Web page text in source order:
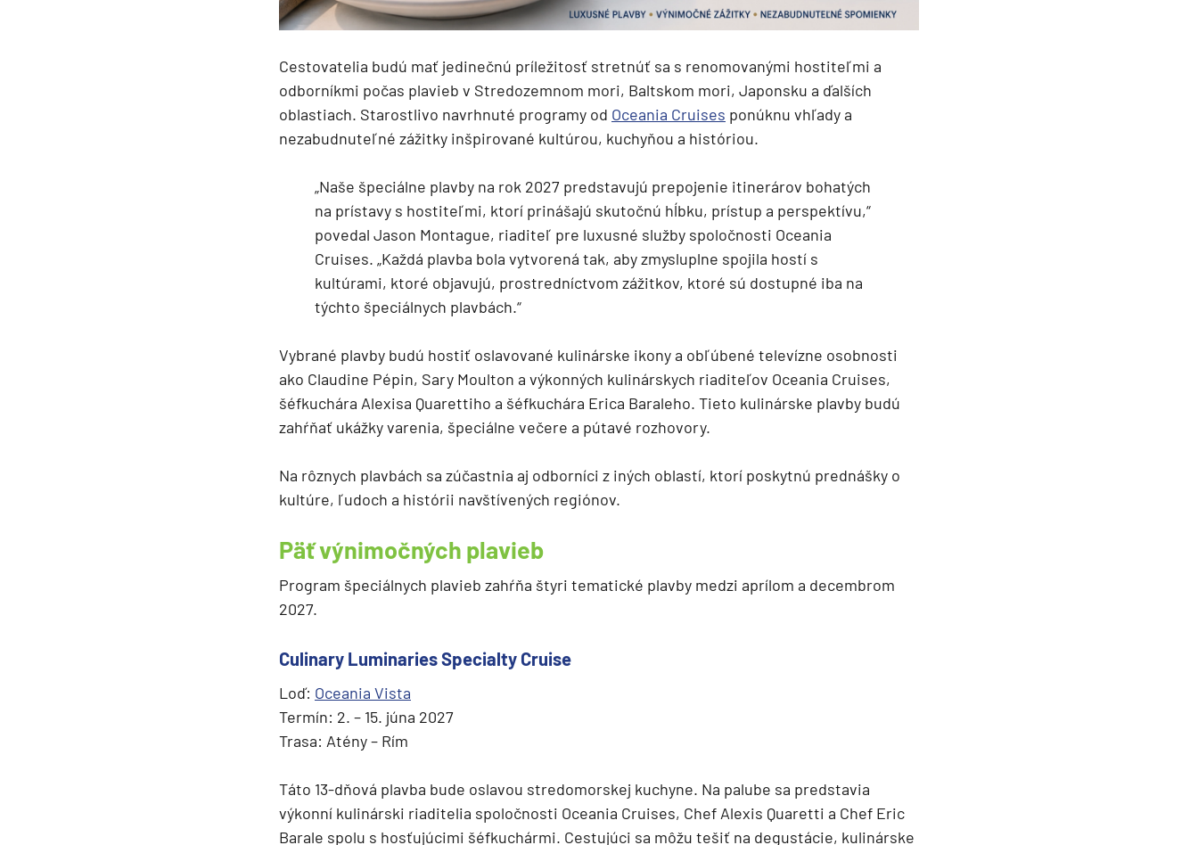
Južný Karibik
Karibik a Stredná Amerika
Východný Karibik
Západný Karibik
Kanada a Nové Anglicko
Západné pobrežie USA
Južná Amerika
Južná Amerika
Červené more
Emiráty a Perzský záliv
Juhovýchodná Ázia
Austrália a Nový Zéland
Austrália a Nový Zéland
Afrika a Indický oceán
Indický oceán
Seychely a Maurícius
Havajské ostrovy
Tahiti a Južný Pacifik
Cestovatelia budú mať jedinečnú príležitosť stretnúť sa s renomovanými hostiteľmi a
odborníkmi počas plavieb v Stredozemnom mori, Baltskom mori, Japonsku a ďalších
oblastiach. Starostlivo navrhnuté programy od Oceania Cruises ponúknu vhľady a
nezabudnuteľné zážitky inšpirované kultúrou, kuchyňou a históriou.
„Naše špeciálne plavby na rok 2027 predstavujú prepojenie itinerárov bohatých
na prístavy s hostiteľmi, ktorí prinášajú skutočnú hĺbku, prístup a perspektívu,“
povedal Jason Montague, riaditeľ pre luxusné služby spoločnosti Oceania
Cruises. „Každá plavba bola vytvorená tak, aby zmysluplne spojila hostí s
kultúrami, ktoré objavujú, prostredníctvom zážitkov, ktoré sú dostupné iba na
týchto špeciálnych plavbách.“
Vybrané plavby budú hostiť oslavované kulinárske ikony a obľúbené televízne osobnosti
ako Claudine Pépin, Sary Moulton a výkonných kulinárskych riaditeľov Oceania Cruises,
šéfkuchára Alexisa Quarettiho a šéfkuchára Erica Baraleho. Tieto kulinárske plavby budú
zahŕňať ukážky varenia, špeciálne večere a pútavé rozhovory.
Na rôznych plavbách sa zúčastnia aj odborníci z iných oblastí, ktorí poskytnú prednášky o
kultúre, ľudoch a histórii navštívených regiónov.
Päť výnimočných plavieb
Program špeciálnych plavieb zahŕňa štyri tematické plavby medzi aprílom a decembrom
2027.
Culinary Luminaries Specialty Cruise
Loď: Oceania Vista
Termín: 2. – 15. júna 2027
Trasa: Atény – Rím
Táto 13-dňová plavba bude oslavou stredomorskej kuchyne. Na palube sa predstavia
výkonní kulinárski riaditelia spoločnosti Oceania Cruises, Chef Alexis Quaretti a Chef Eric
Barale spolu s hosťujúcimi šéfkuchármi. Cestujúci sa môžu tešiť na degustácie, kulinárske